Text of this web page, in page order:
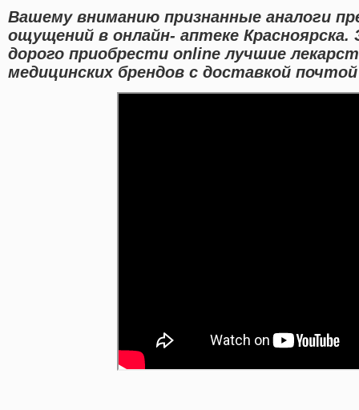
Вашему вниманию признанные аналоги
ощущений в онлайн- аптеке
дорого приобрести online лучшие
медицинских брендов с доставкой